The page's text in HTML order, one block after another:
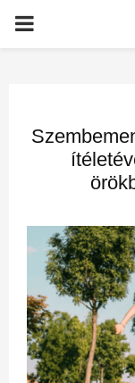
PRIMARY